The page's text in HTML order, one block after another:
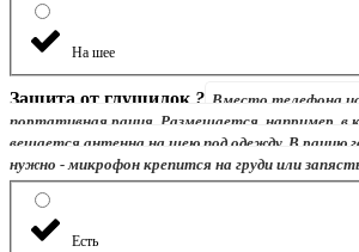
На шее
Защита от глушилок ? Вместо телефона
портативная рация. Размещается, например, в
вешается антенна на шею под одежду. В рацию
нужно - микрофон крепится на груди или
Есть